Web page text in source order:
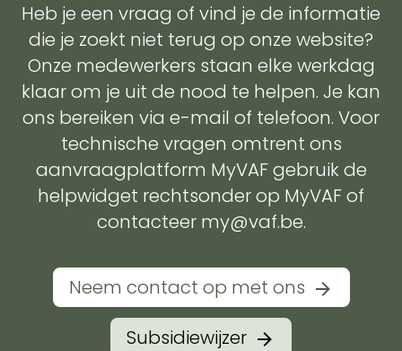
Heb je een vraag of vind je de informatie
die je zoekt niet terug op onze website?
Onze medewerkers staan elke werkdag
klaar om je uit de nood te helpen. Je kan
ons bereiken via e-mail of telefoon. Voor
technische vragen omtrent ons
aanvraagplatform MyVAF gebruik de
helpwidget rechtsonder op MyVAF of
contacteer my@vaf.be.
Neem contact op met ons
Subsidiewijzer